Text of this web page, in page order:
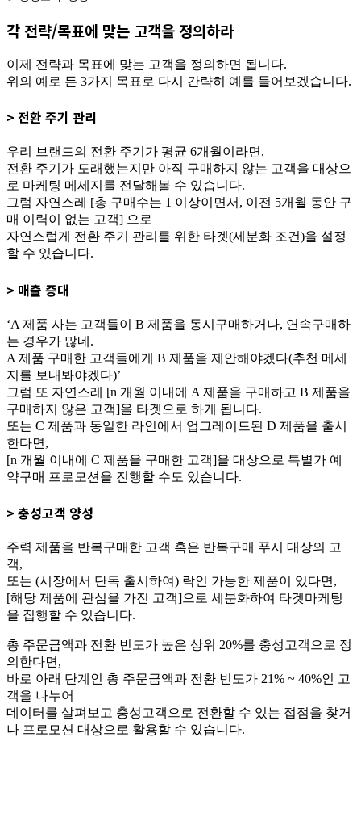
각 전략/목표에 맞는 고객을 정의하라
이제 전략과 목표에 맞는 고객을 정의하면 됩니다.
위의 예로 든 3가지 목표로 다시 간략히 예를 들어보겠습니다.
> 전환 주기 관리
우리 브랜드의 전환 주기가 평균 6개월이라면,
전환 주기가 도래했는지만 아직 구매하지 않는 고객을 대상으
로 마케팅 메세지를 전달해볼 수 있습니다.
그럼 자연스레 [총 구매수는 1 이상이면서, 이전 5개월 동안 구
매 이력이 없는 고객] 으로
자연스럽게 전환 주기 관리를 위한 타겟(세분화 조건)을 설정
할 수 있습니다.
> 매출 증대
‘A 제품 사는 고객들이 B 제품을 동시구매하거나, 연속구매하
는 경우가 많네.
A 제품 구매한 고객들에게 B 제품을 제안해야겠다(추천 메세
지를 보내봐야겠다)’
그럼 또 자연스레 [n 개월 이내에 A 제품을 구매하고 B 제품을
구매하지 않은 고객]을 타겟으로 하게 됩니다.
또는 C 제품과 동일한 라인에서 업그레이드된 D 제품을 출시
한다면,
[n 개월 이내에 C 제품을 구매한 고객]을 대상으로 특별가 예
약구매 프로모션을 진행할 수도 있습니다.
> 충성고객 양성
주력 제품을 반복구매한 고객 혹은 반복구매 푸시 대상의 고
객,
또는 (시장에서 단독 출시하여) 락인 가능한 제품이 있다면,
[해당 제품에 관심을 가진 고객]으로 세분화하여 타겟마케팅
을 집행할 수 있습니다.
총 주문금액과 전환 빈도가 높은 상위 20%를 충성고객으로 정
의한다면,
바로 아래 단계인 총 주문금액과 전환 빈도가 21% ~ 40%인 고
객을 나누어
데이터를 살펴보고 충성고객으로 전환할 수 있는 접점을 찾거
나 프로모션 대상으로 활용할 수 있습니다.